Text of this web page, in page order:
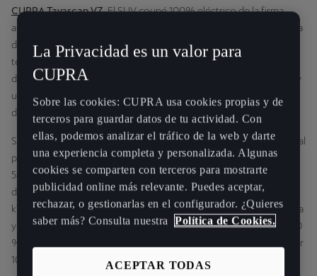
CUPRA Tavascan VZ. El SUV coupé 100% eléctrico de la firma
automovilística cumple con todas las expectativas de un deportista
de élite: combina la sostenibilidad de un modelo 100% eléctrico,
tecnología de vanguardia como la tracción total que ofrecen sus
dos motores eléctricos, prestaciones deportivas gracias a 340 CV y
un diseño disruptivo, adaptándose perfectamente al estilo de vida
de Craviotto.
Sin duda, el nuevoCUPRA Tavascanse convierte en la opción ideal
para Saúl por su amplio habitáculo de cinco plazas y maletero de
540 litros y la gran autonomía que le aporta en sus continuos
desplazamientos. Así, el Tavascan VZ dispone de una batería de 77
kWh de capacidad neta que le otorgan hasta 520 km de autonomía
y carga rápida en corriente continua, que permite pasar del 10 al 80
% de la capacidad de la batería en menos de 30 minutos, y obtener
100 km de autonomía en sólo 7 minutos.
La Privacidad es un valor para
CUPRA
Sobre las cookies: CUPRA usa cookies propias y de
terceros para guardar datos de tu actividad. Con
ellas, podemos analizar el tráfico de la web y darte
una experiencia completa y personalizada. Algunas
cookies se comparten con terceros para mostrarte
publicidad online más relevante. Puedes aceptar,
rechazar, o gestionarlas en el configurador. ¿Quieres
saber más? Consulta nuestra Política de Cookies.
ACEPTAR TODAS